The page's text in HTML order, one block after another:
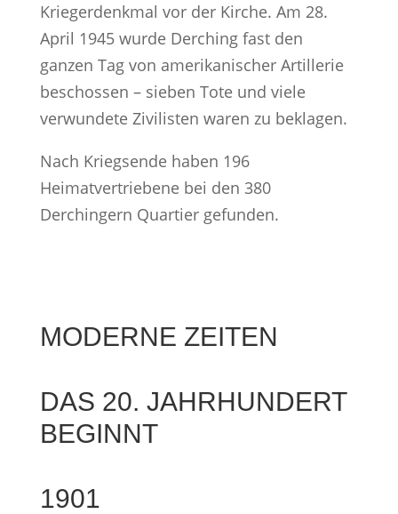
Kriegerdenkmal vor der Kirche. Am 28.
April 1945 wurde Derching fast den
ganzen Tag von amerikanischer Artillerie
beschossen – sieben Tote und viele
verwundete Zivilisten waren zu beklagen.
Nach Kriegsende haben 196
Heimatvertriebene bei den 380
Derchingern Quartier gefunden.
MODERNE ZEITEN
DAS 20. JAHRHUNDERT
BEGINNT
1901